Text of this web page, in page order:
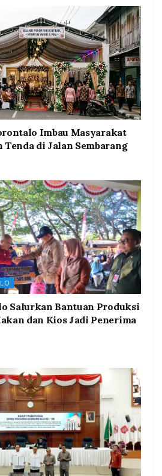
Imbau Masyarakat
di Jalan Sembarang
Salurkan Bantuan Produksi
dan Kios Jadi Penerima